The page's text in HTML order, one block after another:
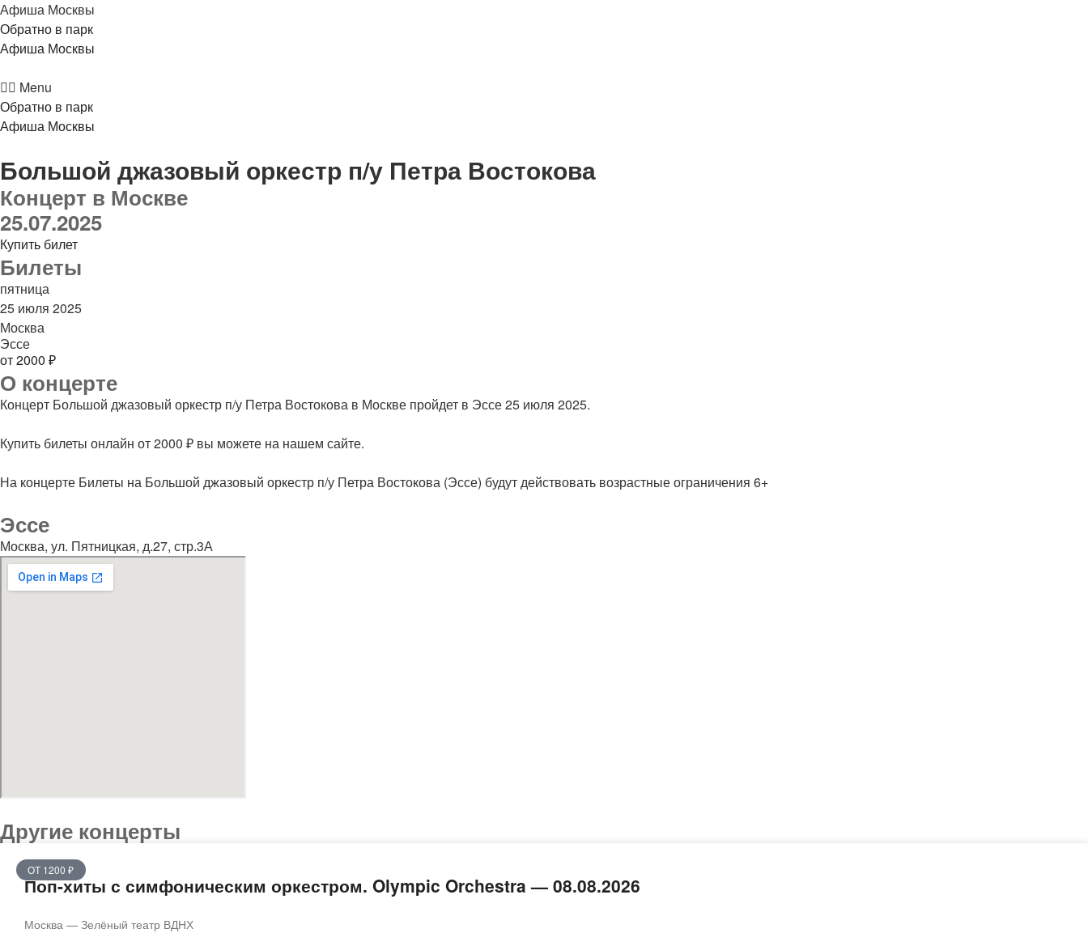
Афиша Москвы
Обратно в парк
Афиша Москвы
Menu
Обратно в парк
Афиша Москвы
Большой джазовый оркестр п/у Петра Востокова
Концерт в Москве
25.07.2025
Купить билет
Билеты
пятница
25 июля 2025
Москва
Эссе
от 2000 ₽
О концерте
Концерт Большой джазовый оркестр п/у Петра Востокова в Москве пройдет в Эссе 25 июля 2025.
Купить билеты онлайн от 2000 ₽ вы можете на нашем сайте.
На концерте Билеты на Большой джазовый оркестр п/у Петра Востокова (Эссе) будут действовать возрастные ограничения 6+
Эссе
Москва, ул. Пятницкая, д.27, стр.3А
Другие концерты
ОТ 1200 ₽
Поп-хиты с симфоническим оркестром. Olympic Orchestra — 08.08.2026
Москва — Зелёный театр ВДНХ